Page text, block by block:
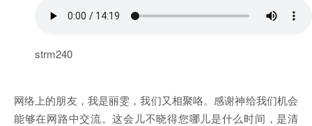
strm240
网络上的朋友，我是丽雯，我们又相聚咯。感谢神给我们机会
能够在网路中交流。这会儿不晓得您哪儿是什么时间，是清